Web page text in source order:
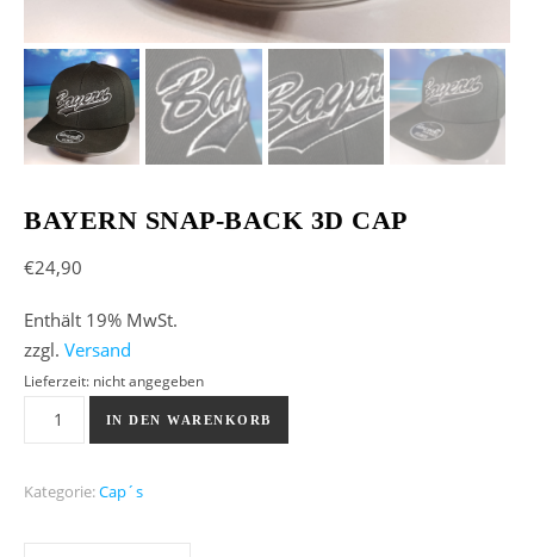
BAYERN SNAP-BACK 3D CAP
€24,90
Enthält 19% MwSt.
zzgl. Versand
Lieferzeit: nicht angegeben
Bayern Snap-Back 3D Cap Menge
IN DEN WARENKORB
Kategorie:Cap´s